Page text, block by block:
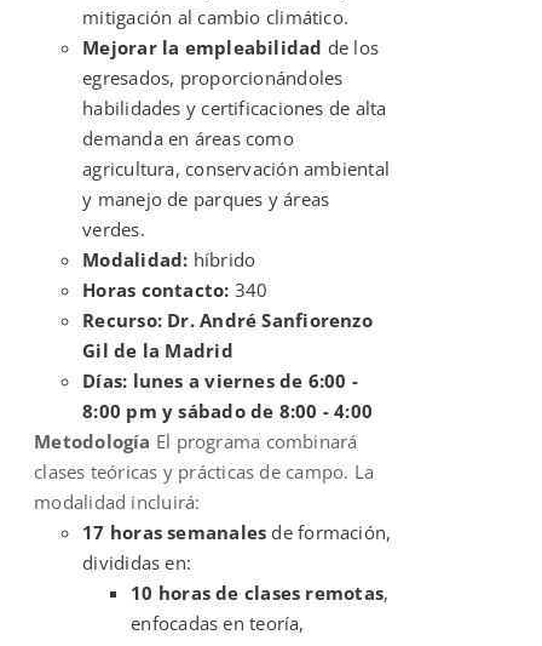
mitigación al cambio climático.
Mejorar la empleabilidad de los
egresados, proporcionándoles
habilidades y certificaciones de alta
demanda en áreas como
agricultura, conservación ambiental
y manejo de parques y áreas
verdes.
Modalidad: híbrido
Horas contacto: 340
Recurso: Dr. André Sanfiorenzo
Gil de la Madrid
Días: lunes a viernes de 6:00 -
8:00 pm y sábado de 8:00 - 4:00
Metodología El programa combinará
clases teóricas y prácticas de campo. La
modalidad incluirá:
17 horas semanales de formación,
divididas en:
10 horas de clases remotas,
enfocadas en teoría,